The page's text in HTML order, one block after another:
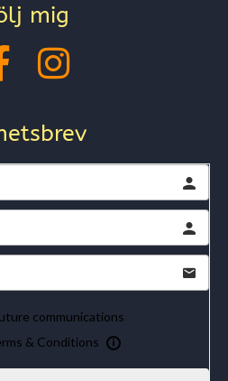
mig
communications
& Conditions